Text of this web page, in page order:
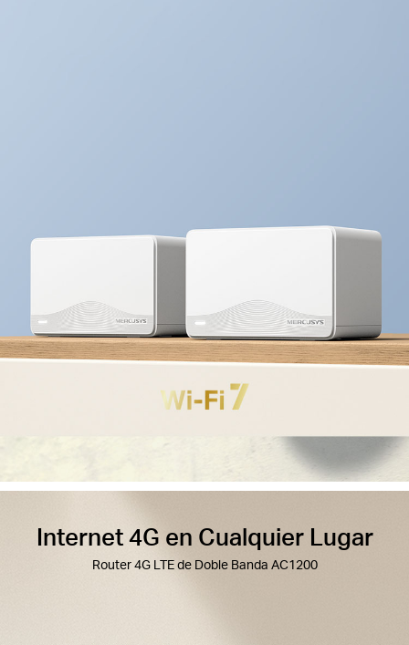
Internet 4G en Cualquier Lugar
Router 4G LTE de Doble Banda AC1200